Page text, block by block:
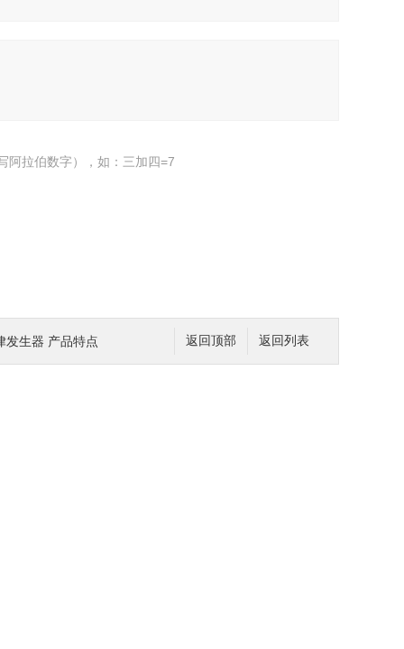
阿拉伯数字），如：三加四=7
返回列表
返回顶部
发生器 产品特点